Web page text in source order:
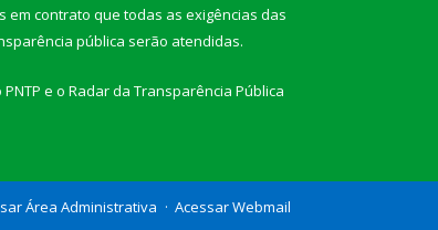
em contrato que todas as exigências das
pública serão atendidas.
PNTP e o Radar da Transparência Pública
Área Administrativa Acessar Webmail